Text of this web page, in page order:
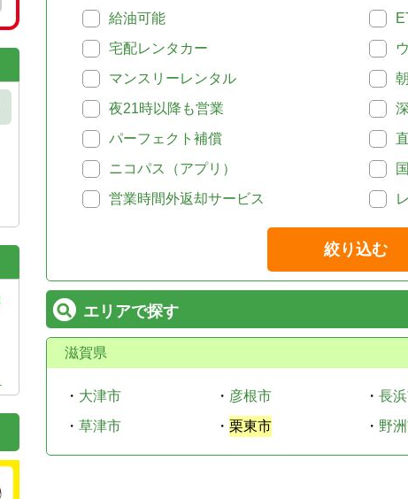
給油可能
宅配レンタカー
マンスリーレンタル
夜21時以降も営業
パーフェクト補償
ニコパス（アプリ）
営業時間外返却サービス
絞り込む
エリアで探す
滋賀県
・ 大津市 ・ 彦根市 ・ 長
・ 草津市 ・ 栗東市 ・ 野